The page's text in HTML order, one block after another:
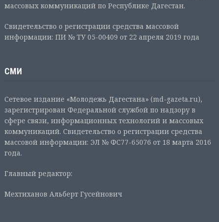
массовых коммуникаций по Республике Дагестан.
Свидетельство о регистрации средства массовой
информации: ПИ № ТУ 05-00409 от 22 апреля 2019 года
СМИ
Сетевое издание «Молодежь Дагестана» (md-gazeta.ru),
зарегистрирован Федеральной службой по надзору в
сфере связи, информационных технологий и массовых
коммуникаций. Свидетельство о регистрации средства
массовой информации: ЭЛ № ФС77-65076 от 18 марта 2016
года.
Главный редактор:
Мехтиханов Альберт Гусейнович